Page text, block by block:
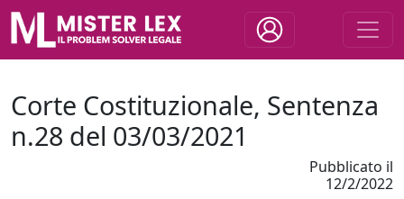
Corte Costituzionale, Sentenza
n.28 del 03/03/2021
Pubblicato il
12/2/2022